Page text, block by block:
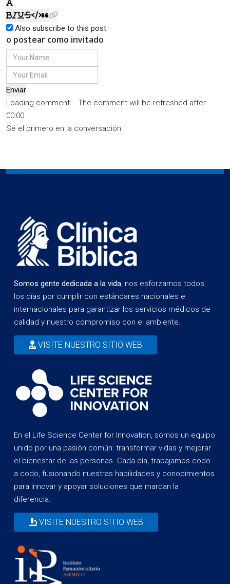
Also subscribe to this post
o postear como invitado
Enviar
Loading comment... The comment will be refreshed after
00:00.
Sé el primero en la conversación
Somos gente dedicada a la vida, nos esforzamos todos
los días por cumplir con estándares nacionales e
internacionales para garantizar los servicios médicos de
calidad y nuestro compromiso con el ambiente.
VISITE NUESTRO SITIO WEB
En el Life Science Center for Innovation, somos un equipo
unido por una pasión común: transformar vidas y mejorar
el bienestar de las personas. Cada día, trabajamos codo
a codo, fusionando nuestras habilidades y conocimientos
para innovar y apoyar soluciones que marcan la
diferencia.
VISITE NUESTRO SITIO WEB